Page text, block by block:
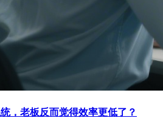
，老板反而觉得效率更低了？